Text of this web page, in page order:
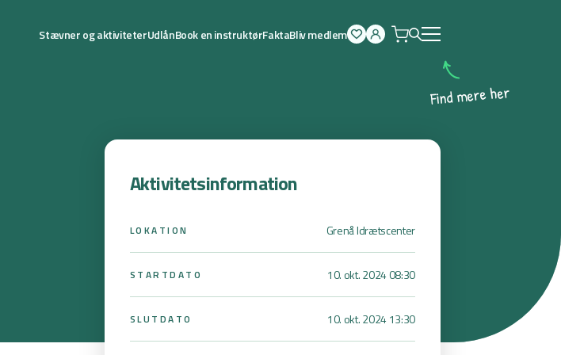
Stævner og aktiviteterUdlånBook en instruktørFaktaBliv medlem
Åben
Findmereher
Aktivitetsinformation
LOKATION Grenå Idrætscenter
STARTDATO 10. okt. 2024 08:30
SLUTDATO 10. okt. 2024 13:30